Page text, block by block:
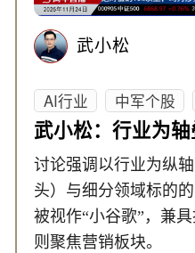
武小松
AI行业 中军个股
武小松：行业为
讨论强调以行业为纵
头）与细分领域标的
被视作“小谷歌”，兼
则聚焦营销板块。